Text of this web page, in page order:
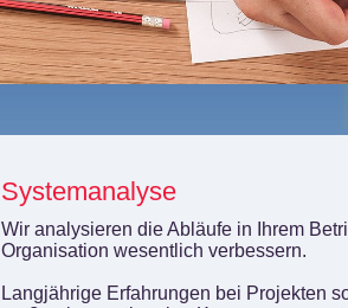
Systemanalyse
Wir analysieren die Abläufe in Ihrem
Organisation wesentlich verbessern.
Langjährige Erfahrungen bei Projekten